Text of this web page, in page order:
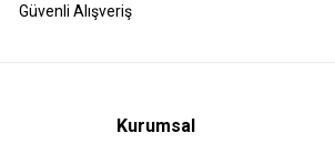
Güvenli Alışveriş
Kurumsal